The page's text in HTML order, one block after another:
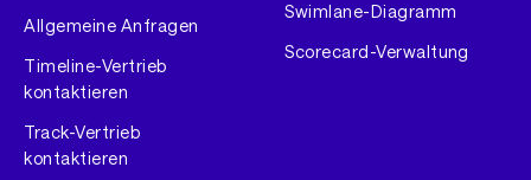
Allgemeine Anfragen
Timeline-Vertrieb
kontaktieren
Track-Vertrieb
kontaktieren
Swimlane-Diagramm
Scorecard-Verwaltung